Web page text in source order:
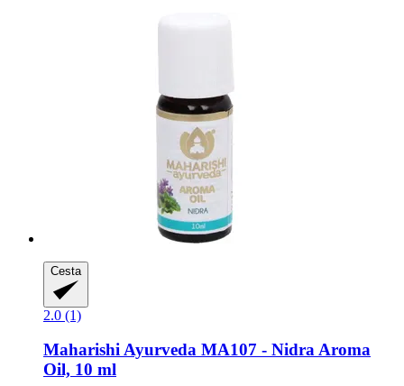
Cesta
2.0 (1)
Maharishi Ayurveda MA107 -​ Nidra Aroma
Oil, 10 ml